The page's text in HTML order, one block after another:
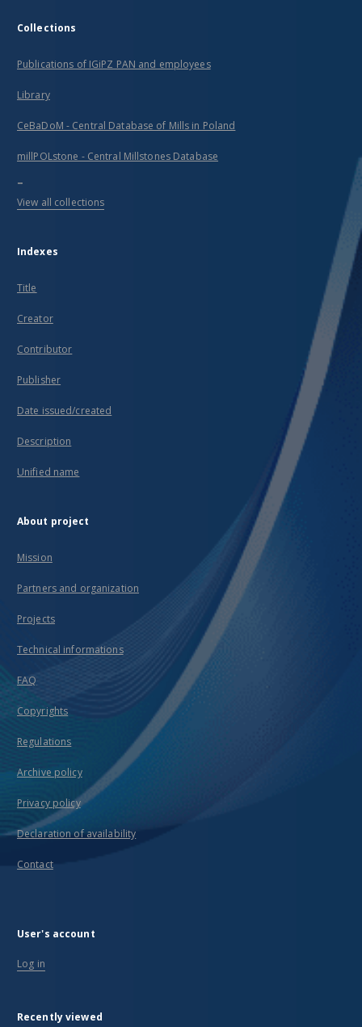
Collections
Publications of IGiPZ PAN and employees
Library
CeBaDoM - Central Database of Mills in Poland
millPOLstone - Central Millstones Database
...
View all collections
Indexes
Title
Creator
Contributor
Publisher
Date issued/created
Description
Unified name
About project
Mission
Partners and organization
Projects
Technical informations
FAQ
Copyrights
Regulations
Archive policy
Privacy policy
Declaration of availability
Contact
User's account
Log in
Recently viewed